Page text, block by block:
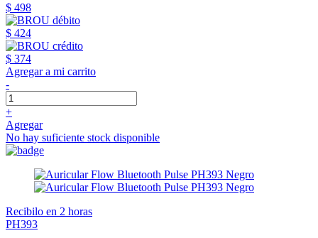
$ 498
$ 424
$ 374
Agregar a mi carrito
-
+
Agregar
No hay suficiente stock disponible
Recibilo en 2 horas
PH393